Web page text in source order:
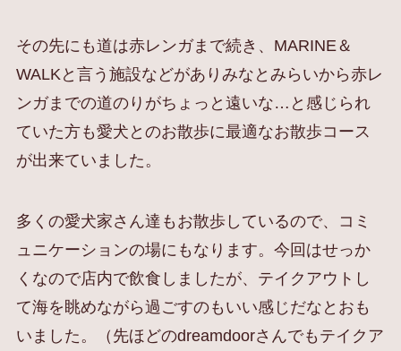
その先にも道は赤レンガまで続き、MARINE＆
WALKと言う施設などがありみなとみらいから赤レ
ンガまでの道のりがちょっと遠いな…と感じられ
ていた方も愛犬とのお散歩に最適なお散歩コース
が出来ていました。
多くの愛犬家さん達もお散歩しているので、コミ
ュニケーションの場にもなります。今回はせっか
くなので店内で飲食しましたが、テイクアウトし
て海を眺めながら過ごすのもいい感じだなとおも
いました。（先ほどのdreamdoorさんでもテイクア